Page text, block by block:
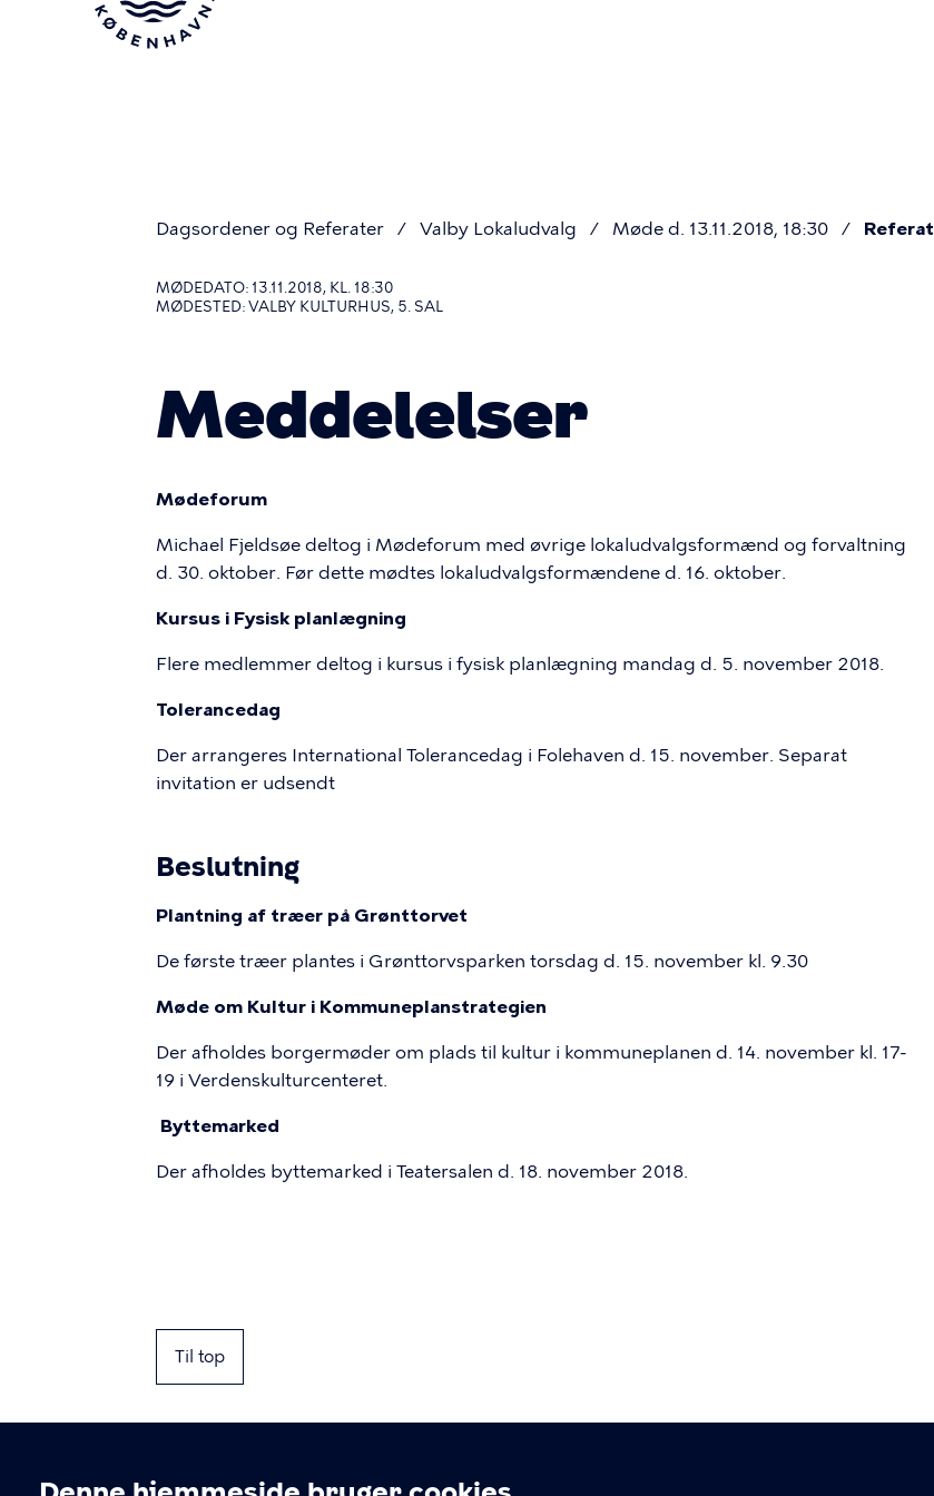
Dagsordener og Referater Valby Lokaludvalg Møde d. 13.11.2018, 18:30 Referat
MØDEDATO: 13.11.2018, KL. 18:30
MØDESTED: VALBY KULTURHUS, 5. SAL
Meddelelser
Mødeforum
Michael Fjeldsøe deltog i Mødeforum med øvrige lokaludvalgsformænd og forvaltning
d. 30. oktober. Før dette mødtes lokaludvalgsformændene d. 16. oktober.
Kursus i Fysisk planlægning
Flere medlemmer deltog i kursus i fysisk planlægning mandag d. 5. november 2018.
Tolerancedag
Der arrangeres International Tolerancedag i Folehaven d. 15. november. Separat
invitation er udsendt
Beslutning
Plantning af træer på Grønttorvet
De første træer plantes i Grønttorvsparken torsdag d. 15. november kl. 9.30
Møde om Kultur i Kommuneplanstrategien
Der afholdes borgermøder om plads til kultur i kommuneplanen d. 14. november kl. 17-
19 i Verdenskulturcenteret.
Byttemarked
Der afholdes byttemarked i Teatersalen d. 18. november 2018.
Til top